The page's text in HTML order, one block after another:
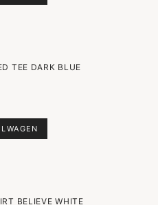
TEE DARK BLUE
BELIEVE WHITE